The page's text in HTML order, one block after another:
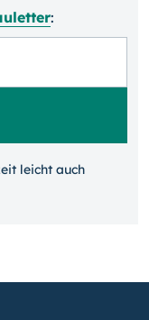
:
leicht auch